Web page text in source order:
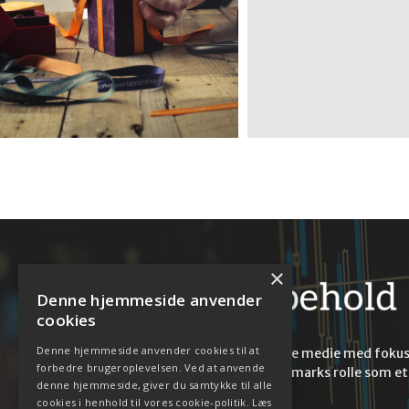
Euforbehold.dk er en online medie med fokus
på EU og Europa, samt Danmarks rolle som et
europæisk land.
Denne hjemmeside anvender
cookies
Denne hjemmeside anvender cookies til at
forbedre brugeroplevelsen. Ved at anvende
denne hjemmeside, giver du samtykke til alle
cookies i henhold til vores cookie-politik. Læs
×